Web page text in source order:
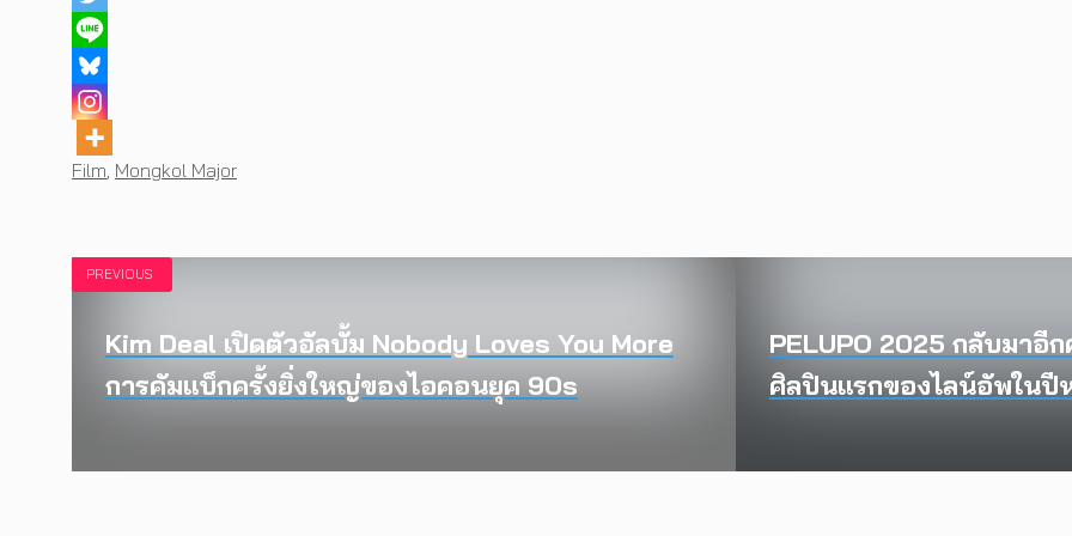
Tags
Film, Mongkol Major
PREVIOUS
Kim Deal เปิดตัวอัลบั้ม Nobody Loves You More
การคัมแบ็กครั้งยิ่งใหญ่ของไอคอนยุค 90s
PELUPO 2025 กลับมาอี
ศิลปินแรกของไลน์อัพในปี